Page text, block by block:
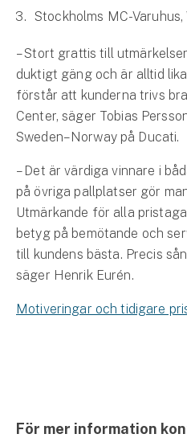
Stockholms MC-Varuhus,
– Stort grattis till
duktigt gäng och är alltid
förstår att kunderna trivs
Center, säger Tobias
Sweden–Norway på Ducati.
– Det är värdiga vinnare i
på övriga pallplatser gör
Utmärkande för alla
betyg på bemötande och
till kundens bästa. Precis
säger Henrik Eurén.
Motiveringar och tidigare
För mer information